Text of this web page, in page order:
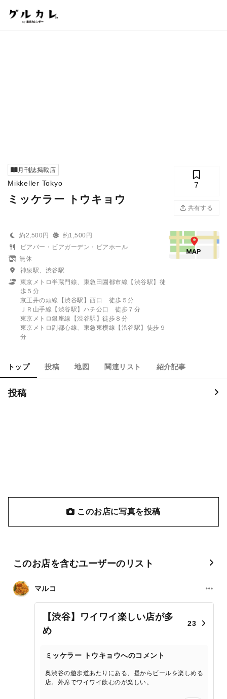
月刊誌掲載店
Mikkeller Tokyo
ミッケラー トウキョウ
7
共有する
約2,500円
約1,500円
ビアバー・ビアガーデン・ビアホール
無休
神泉駅、渋谷駅
東京メトロ半蔵門線、東急田園都市線【渋谷駅】徒
歩５分
京王井の頭線【渋谷駅】西口 徒歩５分
ＪＲ山手線【渋谷駅】ハチ公口 徒歩７分
東京メトロ銀座線【渋谷駅】徒歩８分
東京メトロ副都心線、東急東横線【渋谷駅】徒歩９
分
トップ 投稿 地図 関連リスト 紹介記事
投稿
このお店に写真を投稿
このお店を含むユーザーのリスト
マルコ
【渋谷】ワイワイ楽しい店が多
め
23
ミッケラー トウキョウへのコメント
奥渋谷の遊歩道あたりにある、昼からビールを楽しめる
店。外席でワイワイ飲むのが楽しい。